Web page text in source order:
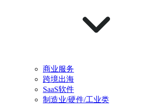
商业服务
跨境出海
SaaS软件
制造业/硬件/工业类